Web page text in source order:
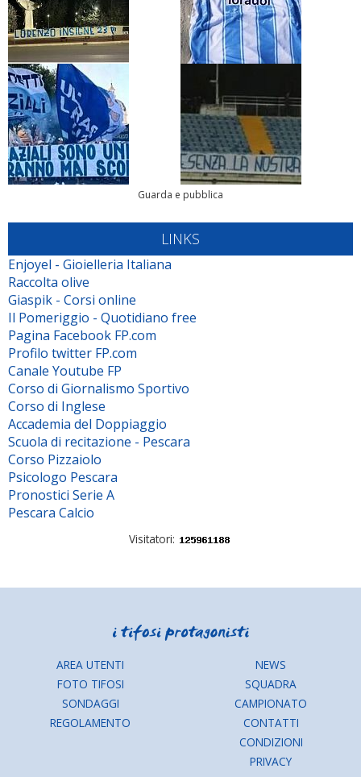
Guarda e pubblica
LINKS
Enjoyel - Gioielleria Italiana
Raccolta olive
Giaspik - Corsi online
Il Pomeriggio - Quotidiano free
Pagina Facebook FP.com
Profilo twitter FP.com
Canale Youtube FP
Corso di Giornalismo Sportivo
Corso di Inglese
Accademia del Doppiaggio
Scuola di recitazione - Pescara
Corso Pizzaiolo
Psicologo Pescara
Pronostici Serie A
Pescara Calcio
Visitatori:
AREA UTENTI
FOTO TIFOSI
SONDAGGI
REGOLAMENTO
NEWS
SQUADRA
CAMPIONATO
CONTATTI
CONDIZIONI
PRIVACY